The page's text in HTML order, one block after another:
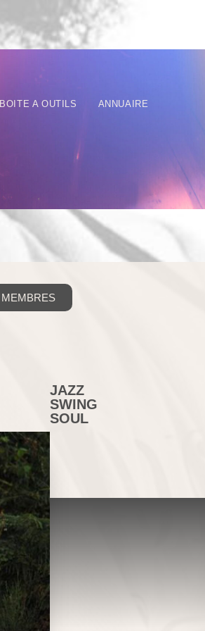
BOITE A OUTILS ANNUAIRE
MEMBRES
JAZZ
SWING
SOUL